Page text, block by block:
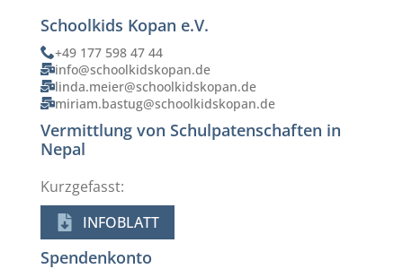
Schoolkids Kopan e.V.
+49 177 598 47 44
info@schoolkidskopan.de
linda.meier@schoolkidskopan.de
miriam.bastug@schoolkidskopan.de
Vermittlung von Schulpatenschaften in
Nepal
Kurzgefasst:
INFOBLATT
Spendenkonto